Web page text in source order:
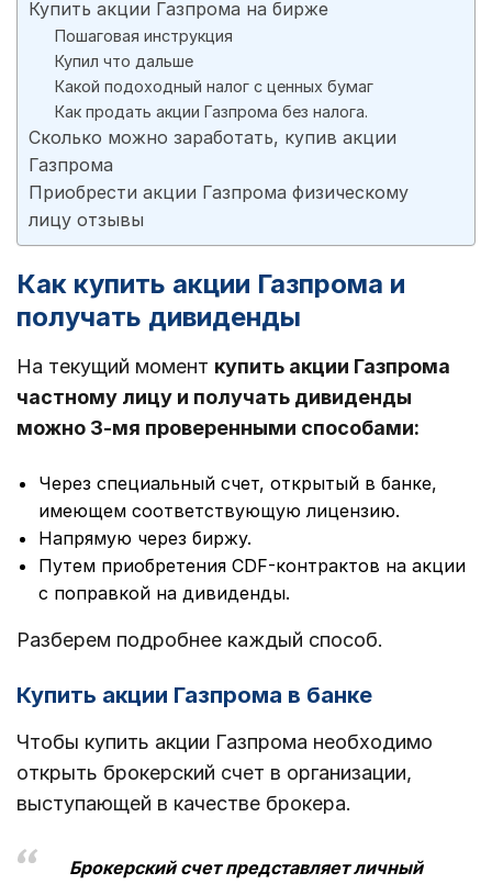
Купить акции Газпрома на бирже
Пошаговая инструкция
Купил что дальше
Какой подоходный налог с ценных бумаг
Как продать акции Газпрома без налога.
Сколько можно заработать, купив акции
Газпрома
Приобрести акции Газпрома физическому
лицу отзывы
Как купить акции Газпрома и
получать дивиденды
На текущий момент купить акции Газпрома
частному лицу и получать дивиденды
можно 3-мя проверенными способами:
Через специальный счет, открытый в банке,
имеющем соответствующую лицензию.
Напрямую через биржу.
Путем приобретения CDF-контрактов на акции
с поправкой на дивиденды.
Разберем подробнее каждый способ.
Купить акции Газпрома в банке
Чтобы купить акции Газпрома необходимо
открыть брокерский счет в организации,
выступающей в качестве брокера.
Брокерский счет представляет личный